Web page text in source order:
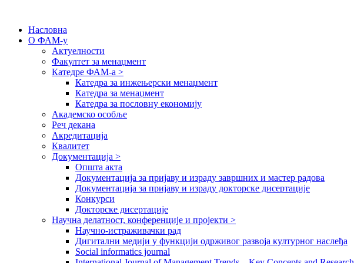
Насловна
О ФАМ-у
Актуелности
Факултет за менаџмент
Катедре ФАМ-а >
Катедра за инжењерски менаџмент
Катедра за менаџмент
Катедра за пословну економију
Академско особље
Реч декана
Акредитација
Квалитет
Документација >
Општа акта
Документација за пријаву и израду завршних и мастер радова
Документација за пријаву и израду докторске дисертације
Конкурси
Докторске дисертације
Научна делатност, конференције и пројекти >
Научно-истраживачки рад
Дигитални медији у функцији одрживог развоја културног наслеђа
Social informatics journal